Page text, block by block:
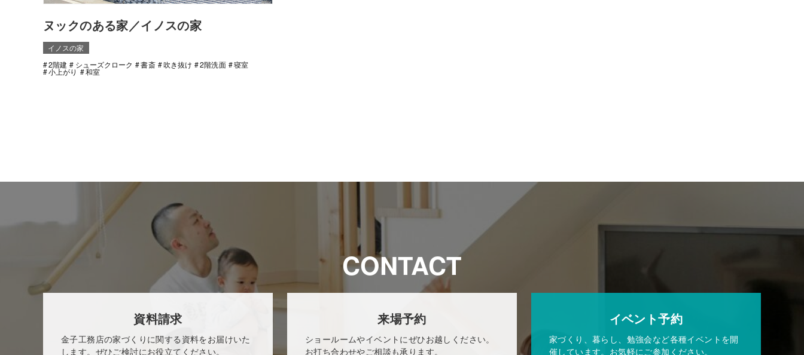
ヌックのある家／イノスの家
イノスの家
2階建
シューズクローク 書斎 吹き抜け 2階洗面 寝室
小上がり 和室
CONTACT
資料請求
金子工務店の家づくりに関する資料をお届けいた
します。ぜひご検討にお役立てください。
来場予約
ショールームやイベントにぜひお越しください。
お打ち合わせやご相談も承ります。
イベント予約
家づくり、暮らし、勉強会など各種イベントを開
催しています。お気軽にご参加ください。